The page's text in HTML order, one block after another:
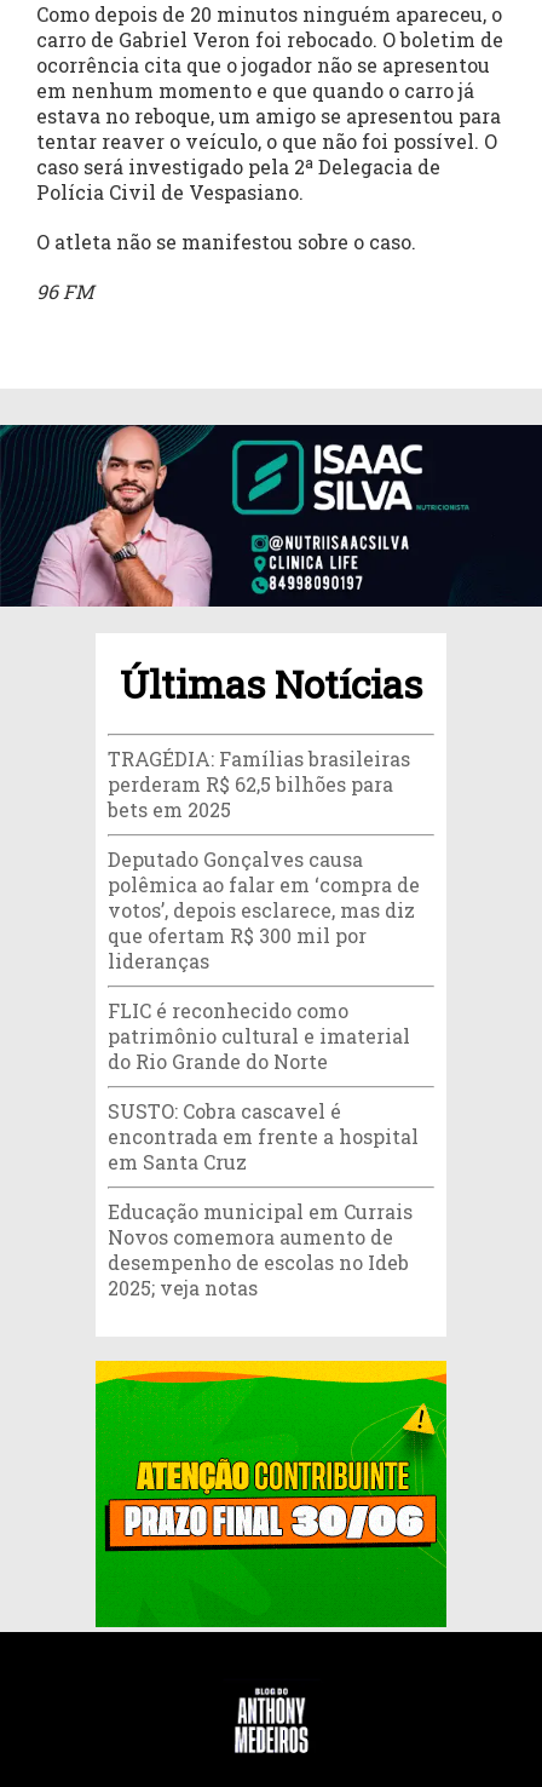
Como depois de 20 minutos ninguém apareceu, o
carro de Gabriel Veron foi rebocado. O boletim de
ocorrência cita que o jogador não se apresentou
em nenhum momento e que quando o carro já
estava no reboque, um amigo se apresentou para
tentar reaver o veículo, o que não foi possível. O
caso será investigado pela 2ª Delegacia de
Polícia Civil de Vespasiano.
O atleta não se manifestou sobre o caso.
96 FM
Últimas Notícias
TRAGÉDIA: Famílias brasileiras
perderam R$ 62,5 bilhões para
bets em 2025
Deputado Gonçalves causa
polêmica ao falar em ‘compra de
votos’, depois esclarece, mas diz
que ofertam R$ 300 mil por
lideranças
FLIC é reconhecido como
patrimônio cultural e imaterial
do Rio Grande do Norte
SUSTO: Cobra cascavel é
encontrada em frente a hospital
em Santa Cruz
Educação municipal em Currais
Novos comemora aumento de
desempenho de escolas no Ideb
2025; veja notas